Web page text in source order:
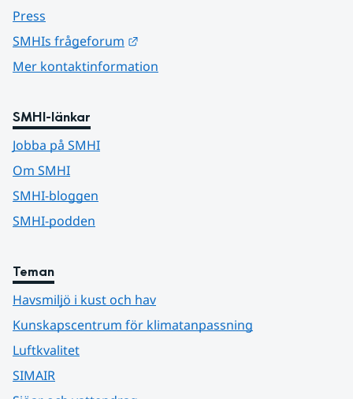
Press
SMHIs frågeforum
Mer kontaktinformation
SMHI-länkar
Jobba på SMHI
Om SMHI
SMHI-bloggen
SMHI-podden
Teman
Havsmiljö i kust och hav
Kunskapscentrum för klimatanpassning
Luftkvalitet
SIMAIR